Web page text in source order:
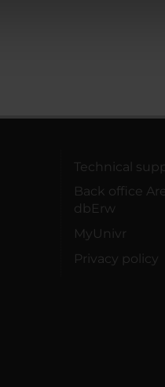
Technical
Back office
dbErw
MyUnivr
Privacy policy